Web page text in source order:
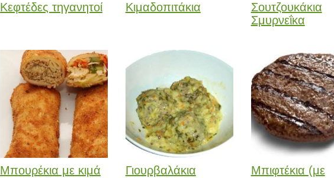
Κεφτέδες τηγανητοί Κιμαδοπιτάκια
Σουτζουκάκια
Σμυρνεΐκα
Μπουρέκια με κιμά
Γιουρβαλάκια
Μπιφτέκια (με